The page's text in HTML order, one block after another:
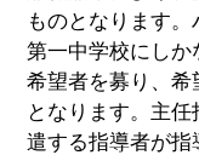
ものとなります
第一中学校にしか
希望者を募り、
となります。主
遣する指導者が指